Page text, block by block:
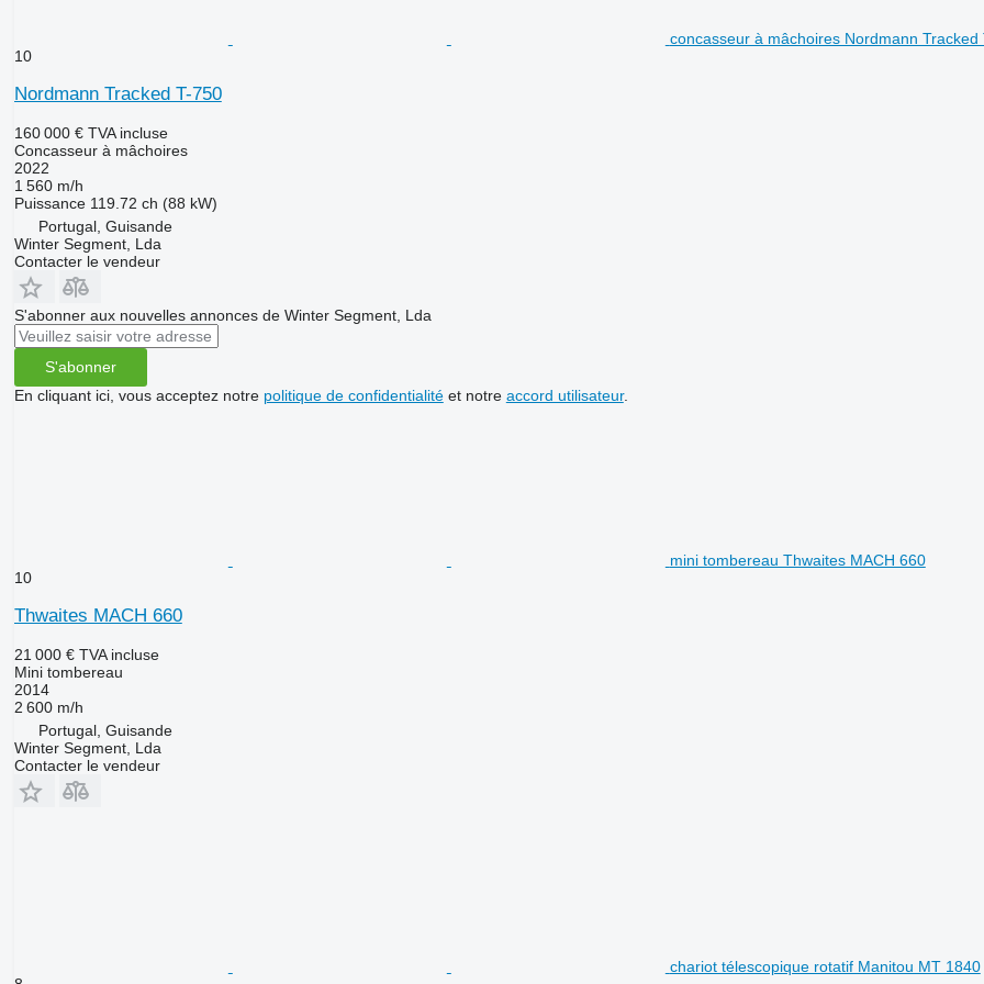
concasseur à mâchoires Nordmann Tracked
10
Nordmann Tracked T-750
160 000 € TVA incluse
Concasseur à mâchoires
2022
1 560 m/h
Puissance 119.72 ch (88 kW)
Portugal, Guisande
Winter Segment, Lda
Contacter le vendeur
S'abonner aux nouvelles annonces de Winter Segment, Lda
S'abonner
En cliquant ici, vous acceptez notre politique de confidentialitéet notre accord utilisateur.
mini tombereau Thwaites MACH 660
10
Thwaites MACH 660
21 000 € TVA incluse
Mini tombereau
2014
2 600 m/h
Portugal, Guisande
Winter Segment, Lda
Contacter le vendeur
chariot télescopique rotatif Manitou MT 1840